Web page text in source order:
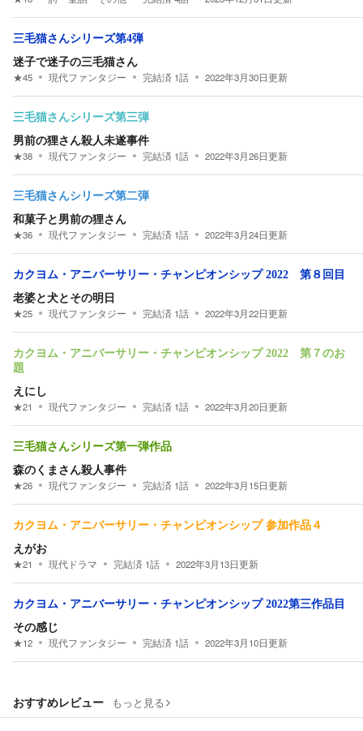
三毛猫さんシリーズ第4弾
迷子で迷子の三毛猫さん
★45 現代ファンタジー 完結済 1話 2022年3月30日更新
三毛猫さんシリーズ第三弾
男前の狸さん殺人未遂事件
★38 現代ファンタジー 完結済 1話 2022年3月26日更新
三毛猫さんシリーズ第二弾
和菓子と男前の狸さん
★36 現代ファンタジー 完結済 1話 2022年3月24日更新
カクヨム・アニバーサリー・チャンピオンシップ 2022 第８回目
老婆と犬とその明日
★25 現代ファンタジー 完結済 1話 2022年3月22日更新
カクヨム・アニバーサリー・チャンピオンシップ 2022 第７のお
題
えにし
★21 現代ファンタジー 完結済 1話 2022年3月20日更新
三毛猫さんシリーズ第一弾作品
森のくまさん殺人事件
★26 現代ファンタジー 完結済 1話 2022年3月15日更新
カクヨム・アニバーサリー・チャンピオンシップ 参加作品４
えがお
★21 現代ドラマ 完結済 1話 2022年3月13日更新
カクヨム・アニバーサリー・チャンピオンシップ 2022第三作品目
その感じ
★12 現代ファンタジー 完結済 1話 2022年3月10日更新
おすすめレビュー もっと見る